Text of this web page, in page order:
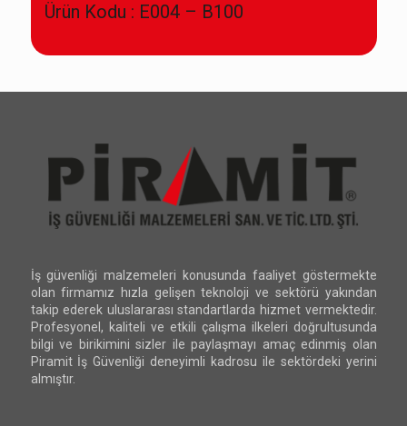
Ürün Kodu : E004 – B100
İş güvenliği malzemeleri konusunda faaliyet göstermekte
olan firmamız hızla gelişen teknoloji ve sektörü yakından
takip ederek uluslararası standartlarda hizmet vermektedir.
Profesyonel, kaliteli ve etkili çalışma ilkeleri doğrultusunda
bilgi ve birikimini sizler ile paylaşmayı amaç edinmiş olan
Piramit İş Güvenliği deneyimli kadrosu ile sektördeki yerini
almıştır.